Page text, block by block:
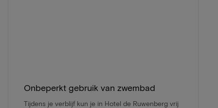
Onbeperkt gebruik van zwembad
Tijdens je verblijf kun je in Hotel de Ruwenberg vrij